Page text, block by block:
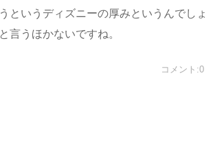
というディズニーの厚みというんでしょ
言うほかないですね。
コメント:0